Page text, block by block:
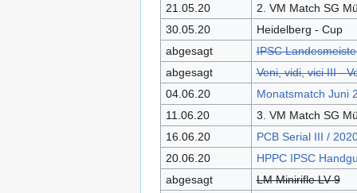
21.05.20
2. VM Match SG
30.05.20
Heidelberg - Cup
abgesagt
IPSC
abgesagt
Veni, vidi, vici III -
04.06.20
Monatsmatch Juni
11.06.20
3. VM Match SG
16.06.20
PCB Serial III /
20.06.20
HPPC IPSC
abgesagt
LM Minirifle LV 9